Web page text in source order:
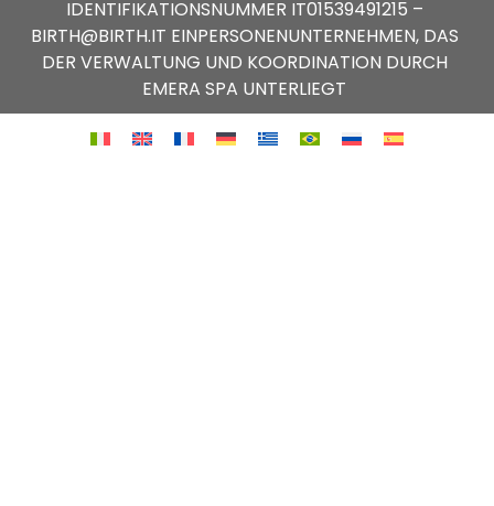
IDENTIFIKATIONSNUMMER IT01539491215 –
BIRTH@BIRTH.IT EINPERSONENUNTERNEHMEN, DAS
DER VERWALTUNG UND KOORDINATION DURCH
EMERA SPA UNTERLIEGT